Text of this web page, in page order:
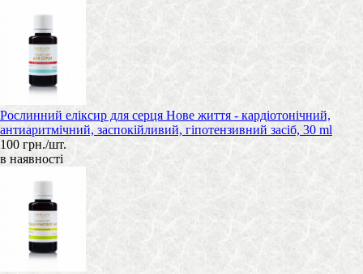
Рослинний еліксир для серця Нове життя - кардіотонічний,
антиаритмічний, заспокійливий, гіпотензивний засіб, 30 ml
100 грн./шт.
в наявності